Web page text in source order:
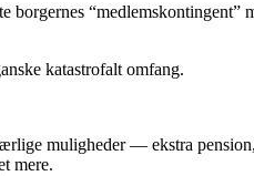
katastrofalt omfang.
muligheder –– ekstra
mere.